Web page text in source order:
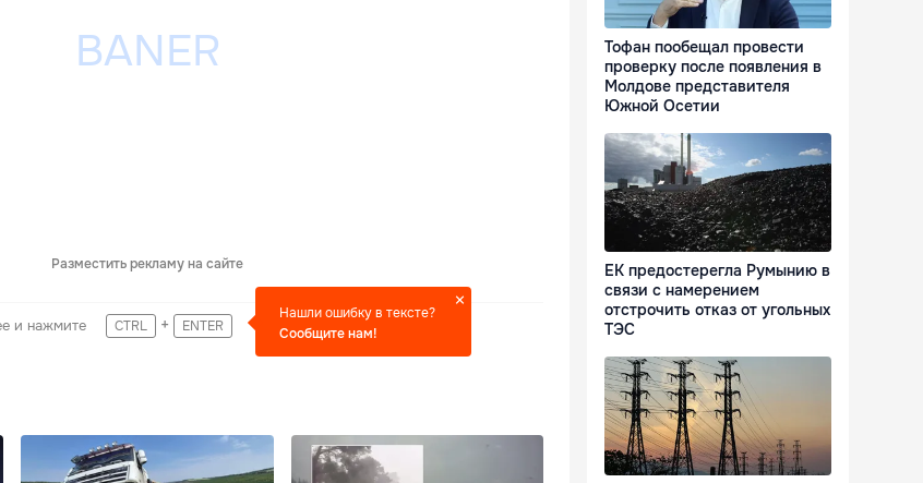
Разместить рекламу на сайте
и нажмите CTRL + ENTER
Нашли ошибку в тексте?
Сообщите нам!
Тофан пообещал провести
проверку после появления в
Молдове представителя
Южной Осетии
ЕК предостерегла Румынию в
связи с намерением
отстрочить отказ от угольных
ТЭС